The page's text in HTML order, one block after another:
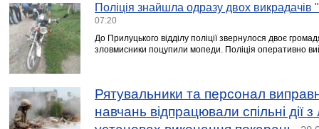
Поліція знайшла одразу двох викрадачів
07:20
До Прилуцького відділу поліції звернулося двоє
зловмисники поцупили мопеди. Поліція оперативно
Рятувальники та персонал
навчань відпрацювали спільні дії з